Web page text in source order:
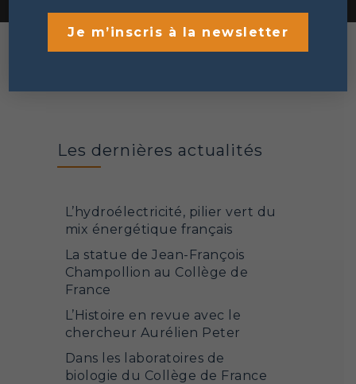
Portrait de chercheur
Sciences de la matière et de la
vie
Les dernières actualités
L’hydroélectricité, pilier vert du
mix énergétique français
La statue de Jean-François
Champollion au Collège de
France
L’Histoire en revue avec le
chercheur Aurélien Peter
Dans les laboratoires de
biologie du Collège de France
Je m’inscris à la newsletter